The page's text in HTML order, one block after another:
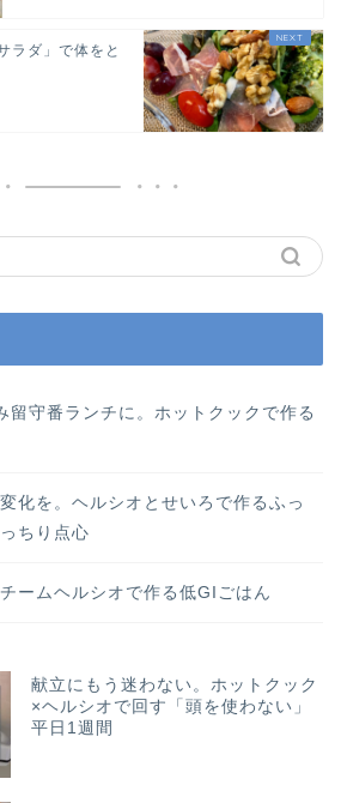
ラダ」で体をと
留守番ランチに。ホットクックで作る
化を。ヘルシオとせいろで作るふっ
ちり点心
ームヘルシオで作る低GIごはん
献立にもう迷わない。ホットクック
×ヘルシオで回す「頭を使わない」
平日1週間